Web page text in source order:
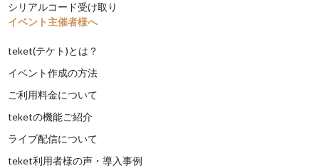
シリアルコード受け取り
イベント主催者様へ
teket(テケト)とは？
イベント作成の方法
ご利用料金について
teketの機能ご紹介
ライブ配信について
teket利用者様の声・導入事例